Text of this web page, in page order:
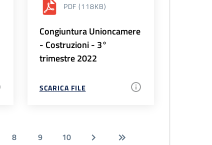
PDF (118KB)
Congiuntura Unioncamere
- Costruzioni - 3°
trimestre 2022
SCARICA FILE
8 9 10